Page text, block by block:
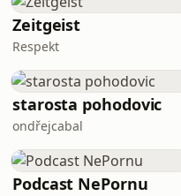
volební zisky?
Zeitgeist
Respekt
starosta pohodovic
ondřejcabal
Podcast NePornu